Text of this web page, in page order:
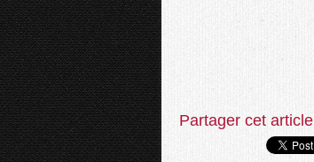
Partager cet article